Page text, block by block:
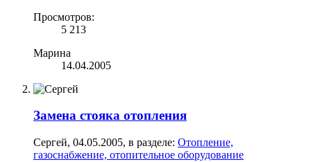
Просмотров:
5 213
Марина
14.04.2005
Замена стояка отопления
Сергей, 04.05.2005, в разделе: Отопление,
газоснабжение, отопительное оборудование